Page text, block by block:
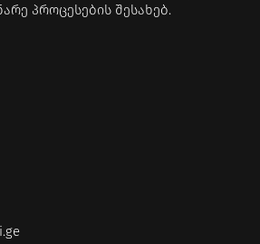
პროცესების შესახებ.